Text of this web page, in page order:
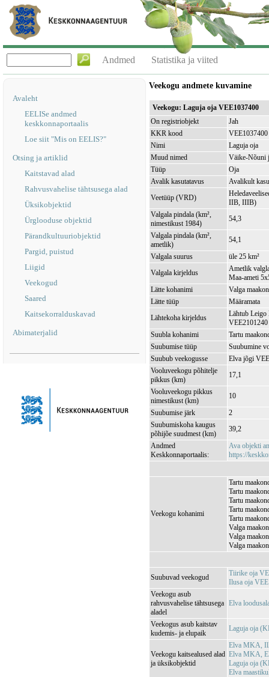
Andmed Statistika ja viited
Avaleht
EELISe andmed
keskkonnaportaalis
Loe siit "Mis on EELIS?"
Otsing ja artiklid
Kaitstavad alad
Rahvusvahelise tähtsusega alad
Üksikobjektid
Ürglooduse objektid
Pärandkultuuriobjektid
Pargid, puistud
Liigid
Veekogud
Saared
Kaitsekorralduskavad
Abimaterjalid
Veekogu andmete kuvamine
Veekogu: Laguja oja VEE1037400
On registriobjekt
Jah
KKR kood
VEE1037400
Nimi
Laguja oja
Muud nimed
Väike-Nõuni
Tüüp
Oja
Avalik kasutatavus
Avalikult
Veetüüp (VRD)
IIB, IIIB)
Valgala pindala (km²,
nimestikust 1984)
54,3
Valgala pindala (km²,
ametlik)
54,1
Valgala suurus
üle 25 km²
Valgala kirjeldus
Ametlik
Maa-ameti
Lätte kohanimi
Valga
Lätte tüüp
Määramata
Lähtekoha kirjeldus
Lähtub Leigo
VEE2101240
Suubla kohanimi
Tartu
Suubumise tüüp
Suubumine
Suubub veekogusse
Elva jõgi
Vooluveekogu põhitelje
pikkus (km)
17,1
Vooluveekogu pikkus
nimestikust (km)
10
Suubumise järk
2
Suubumiskoha kaugus
põhijõe suudmest (km)
39,2
Andmed
Keskkonnaportaalis:
Ava objekti
https://
Veekogu kohanimi
Tartu
Tartu
Tartu
Tartu
Tartu
Valga
Valga
Valga
Suubuvad veekogud
Tiirike oja
Ilusa oja
Veekogu asub
rahvusvahelise tähtsusega
aladel
Elva
Veekogus asub kaitstav
kudemis- ja elupaik
Laguja oja
Veekogu kaitsealused alad
ja üksikobjektid
Elva MKA,
Elva MKA,
Laguja oja
Elva